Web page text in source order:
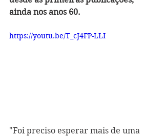
ainda nos anos 60.
https://youtu.be/T_cJ4FP-LLI
"Foi preciso esperar mais de uma